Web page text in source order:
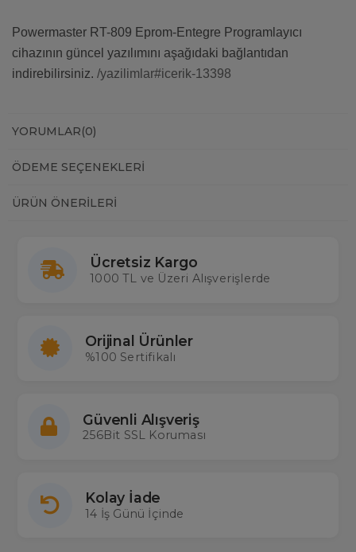
Powermaster RT-809 Eprom-Entegre Programlayıcı
cihazının güncel yazılımını aşağıdaki bağlantıdan
indirebilirsiniz. /yazilimlar#icerik-13398
YORUMLAR(0)
ÖDEME SEÇENEKLERI
ÜRÜN ÖNERILERI
Ücretsiz Kargo
1000 TL ve Üzeri Alışverişlerde
Orijinal Ürünler
%100 Sertifikalı
Güvenli Alışveriş
256Bit SSL Koruması
Kolay İade
14 İş Günü İçinde